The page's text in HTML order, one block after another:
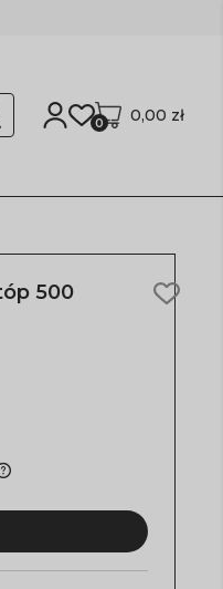
0,00 zł
0
500